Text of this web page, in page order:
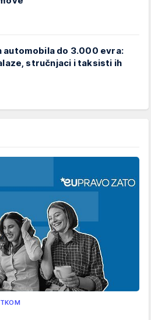
automobila do 3.000 evra:
stručnjaci i taksisti ih